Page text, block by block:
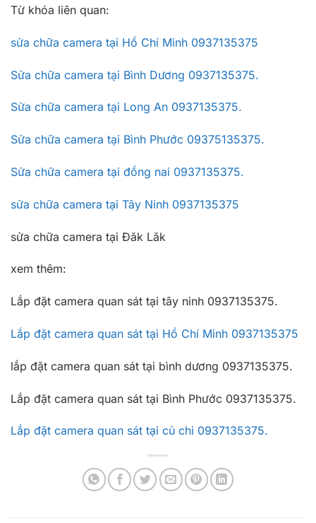
Từ khóa liên quan:
sửa chữa camera tại Hồ Chí Minh 0937135375
Sửa chữa camera tại Bình Dương 0937135375.
Sửa chữa camera tại Long An 0937135375.
Sửa chữa camera tại Bình Phước 09375135375.
Sửa chữa camera tại đồng nai 0937135375.
sửa chữa camera tại Tây Ninh 0937135375
sửa chữa camera tại Đăk Lăk
xem thêm:
Lắp đặt camera quan sát tại tây ninh 0937135375.
Lắp đặt camera quan sát tại Hồ Chí Minh 0937135375
lắp đặt camera quan sát tại bình dương 0937135375.
Lắp đặt camera quan sát tại Bình Phước 0937135375.
Lắp đặt camera quan sát tại củ chi 0937135375.